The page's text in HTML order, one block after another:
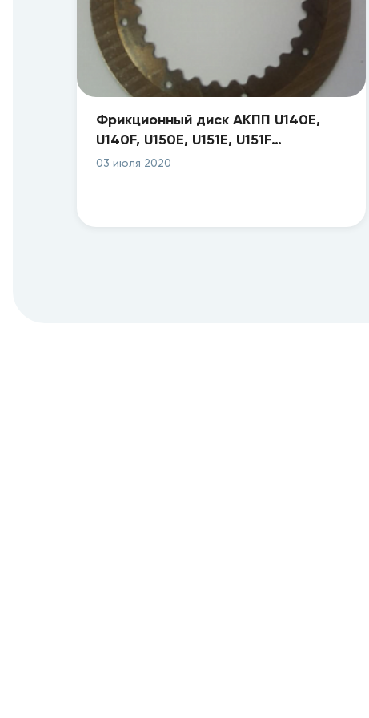
Фрикционный диск АКПП U140E,
U140F, U150E, U151E, U151F
underdrive brake # 2 (112.5x1.8x28T)
03 июля 2020